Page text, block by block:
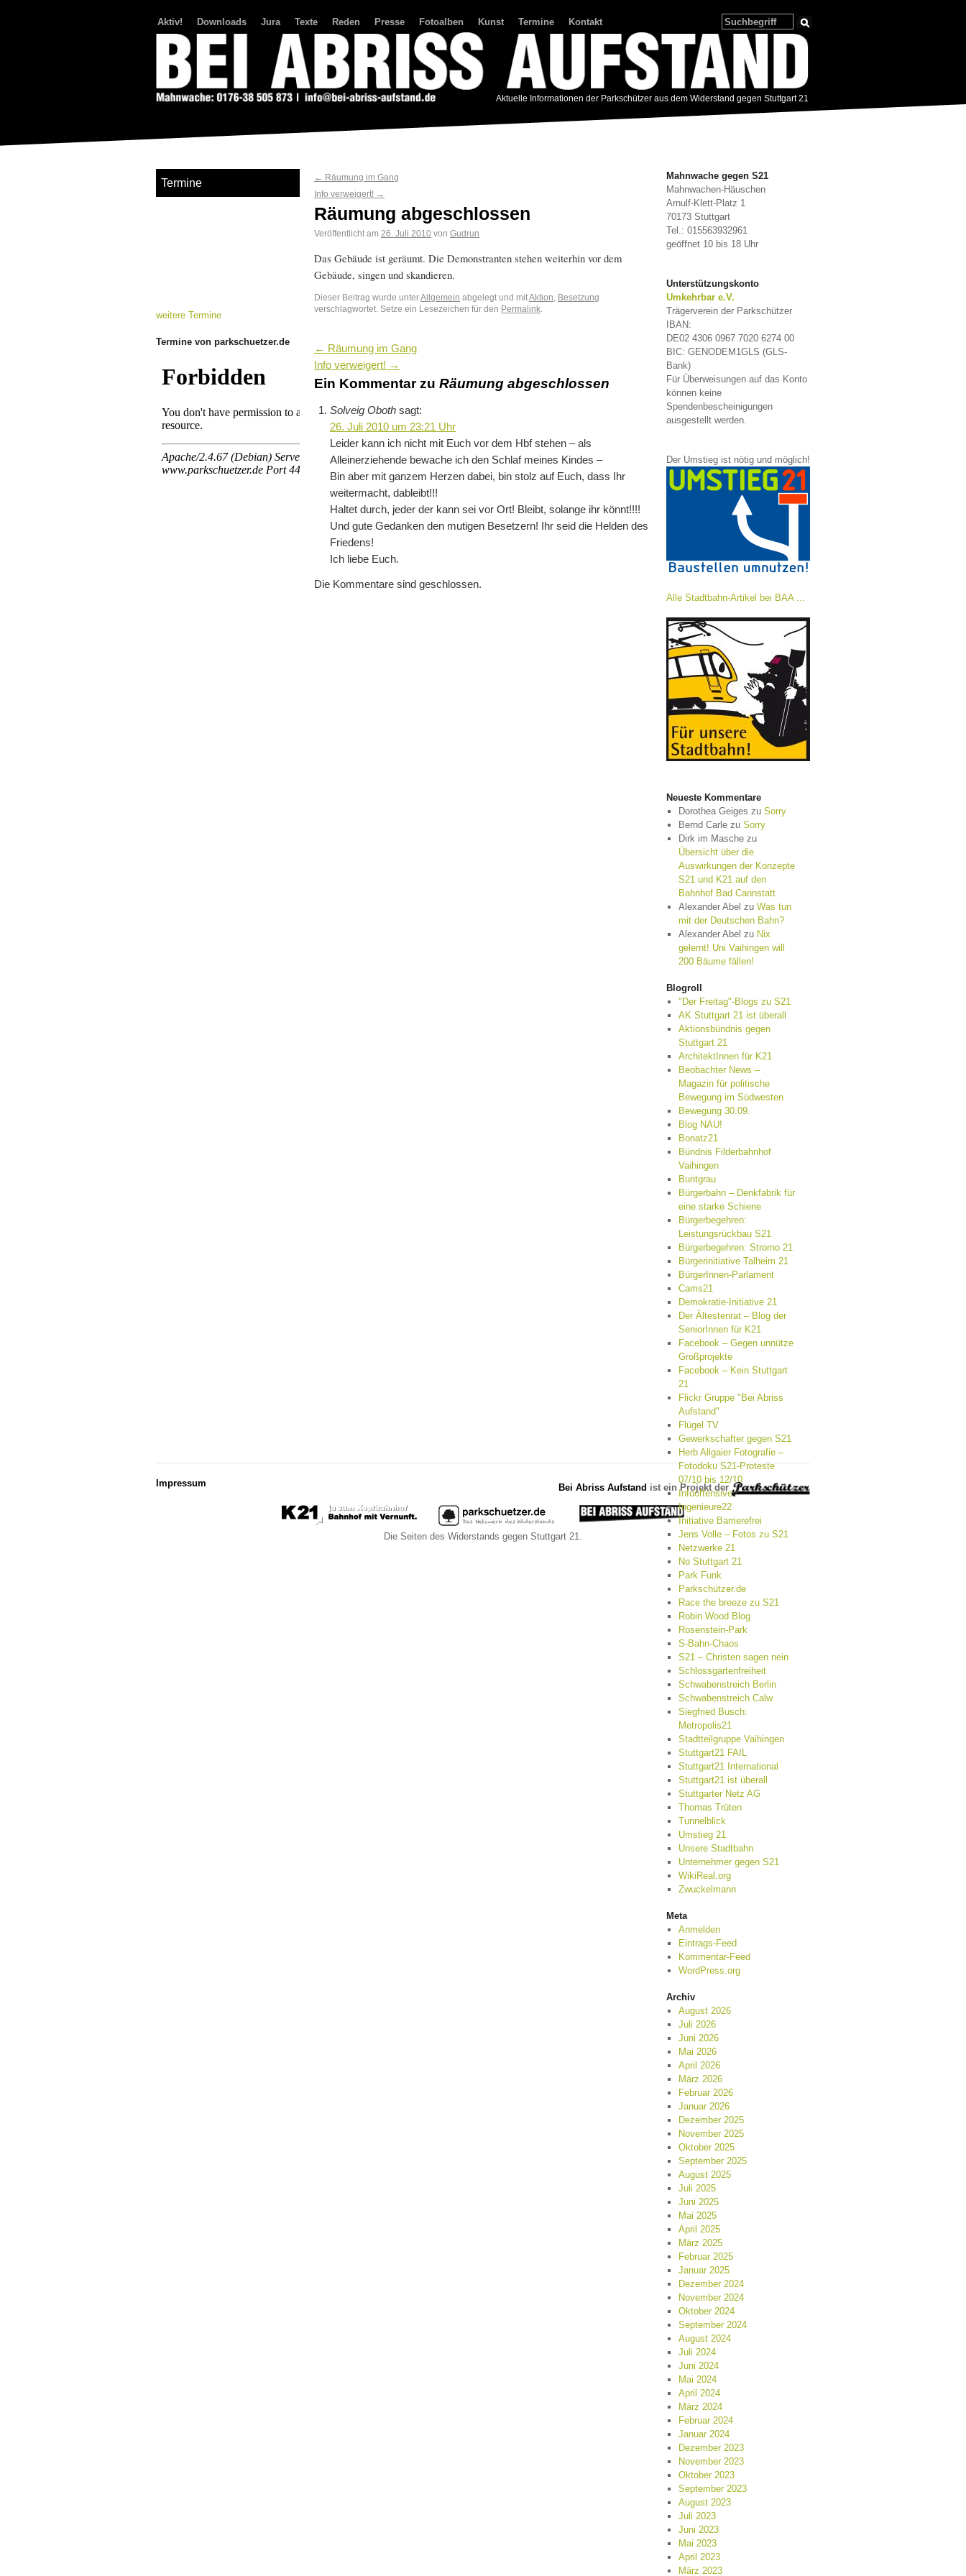
Aktiv! Downloads Jura Texte Reden Presse Fotoalben Kunst Termine Kontakt
Aktuelle Informationen der Parkschützer aus dem Widerstand gegen Stuttgart 21
← Räumung im Gang
Info verweigert! →
Räumung abgeschlossen
Veröffentlicht am 26. Juli 2010 von Gudrun
Das Gebäude ist geräumt. Die Demonstranten stehen weiterhin vor dem
Gebäude, singen und skandieren.
Dieser Beitrag wurde unterAllgemein abgelegt und mitAktion
Besetzung
verschlagwortet. Setze ein Lesezeichen für den Permalink
← Räumung im Gang
Info verweigert! →
Ein Kommentar zu Räumung abgeschlossen
Solveig Oboth sagt:
26. Juli 2010 um 23:21 Uhr
Leider kann ich nicht mit Euch vor dem Hbf stehen – als
Alleinerziehende bewache ich den Schlaf meines Kindes –
Bin aber mit ganzem Herzen dabei, bin stolz auf Euch, dass Ihr
weitermacht, dableibt!!!
Haltet durch, jeder der kann sei vor Ort! Bleibt, solange ihr könnt!!!!
Und gute Gedanken den mutigen Besetzern! Ihr seid die Helden des
Friedens!
Ich liebe Euch.
Die Kommentare sind geschlossen.
Termine
weitere Termine
Termine von parkschuetzer.de
Mahnwache gegen S21
Mahnwachen-Häuschen
Arnulf-Klett-Platz 1
70173 Stuttgart
Tel.: 015563932961
geöffnet 10 bis 18 Uhr
Unterstützungskonto
Umkehrbar e.V.
Trägerverein der Parkschützer
IBAN:
DE02 4306 0967 7020 6274 00
BIC: GENODEM1GLS (GLS-
Bank)
Für Überweisungen auf das Konto
können keine
Spendenbescheinigungen
ausgestellt werden.
Der Umstieg ist nötig und möglich!
Alle Stadtbahn-Artikel bei BAA ...
Neueste Kommentare
Dorothea Geiges zu Sorry
Bernd Carlezu Sorry
Dirk im Maschezu
Übersicht über die
Auswirkungen der Konzepte
S21 und K21 auf den
Bahnhof Bad Cannstatt
Alexander Abel zu Was tun
mit der Deutschen Bahn?
Alexander Abel zu Nix
gelernt! Uni Vaihingen will
200 Bäume fällen!
Blogroll
"Der Freitag"-Blogs zu S21
AK Stuttgart 21 ist überall
Aktionsbündnis gegen
Stuttgart 21
ArchitektInnen für K21
Beobachter News –
Magazin für politische
Bewegung im Südwesten
Bewegung 30.09.
Blog NAU!
Bonatz21
Bündnis Filderbahnhof
Vaihingen
Buntgrau
Bürgerbahn – Denkfabrik für
eine starke Schiene
Bürgerbegehren:
Leistungsrückbau S21
Bürgerbegehren: Strorno 21
Bürgerinitiative Talheim 21
BürgerInnen-Parlament
Cams21
Demokratie-Initiative 21
Der Ältestenrat – Blog der
SeniorInnen für K21
Facebook – Gegen unnütze
Großprojekte
Facebook – Kein Stuttgart
21
Flickr Gruppe "Bei Abriss
Aufstand"
Flügel TV
Gewerkschafter gegen S21
Herb Allgaier Fotografie –
Fotodoku S21-Proteste
07/10 bis 12/10
Infooffensive
Ingenieure22
Initiative Barrierefrei
Jens Volle – Fotos zu S21
Netzwerke 21
No Stuttgart 21
Park Funk
Parkschützer.de
Race the breeze zu S21
Robin Wood Blog
Rosenstein-Park
S-Bahn-Chaos
S21 – Christen sagen nein
Schlossgartenfreiheit
Schwabenstreich Berlin
Schwabenstreich Calw
Siegfried Busch:
Metropolis21
Stadtteilgruppe Vaihingen
Stuttgart21 FAIL
Stuttgart21 International
Stuttgart21 ist überall
Stuttgarter Netz AG
Thomas Trüten
Tunnelblick
Umstieg 21
Unsere Stadtbahn
Unternehmer gegen S21
WikiReal.org
Zwuckelmann
Meta
Anmelden
Eintrags-Feed
Kommentar-Feed
WordPress.org
Archiv
August 2026
Juli 2026
Juni 2026
Mai 2026
April 2026
März 2026
Februar 2026
Januar 2026
Dezember 2025
November 2025
Oktober 2025
September 2025
August 2025
Juli 2025
Juni 2025
Mai 2025
April 2025
März 2025
Februar 2025
Januar 2025
Dezember 2024
November 2024
Oktober 2024
September 2024
August 2024
Juli 2024
Juni 2024
Mai 2024
April 2024
März 2024
Februar 2024
Januar 2024
Dezember 2023
November 2023
Oktober 2023
September 2023
August 2023
Juli 2023
Juni 2023
Mai 2023
April 2023
März 2023
Bei Abriss Aufstand ist ein Projekt der
Impressum
Die Seiten des Widerstands gegen Stuttgart 21.